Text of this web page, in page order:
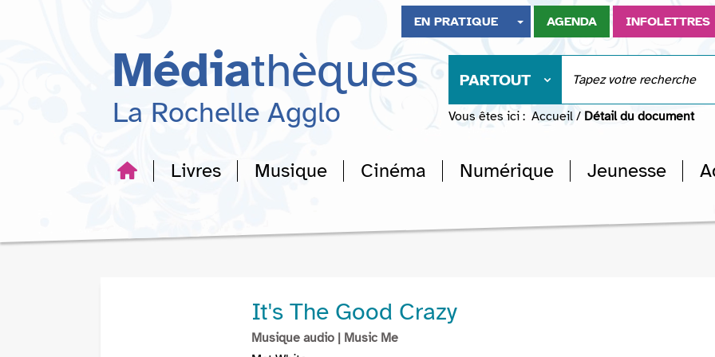
recherche
EN PRATIQUE AGENDA INFOLETTRES
Médiathèques
La Rochelle Agglo
PARTOUT
Vous êtes ici : Accueil / Détail du document
Livres Musique Cinéma Numérique Jeunesse
It's The Good Crazy
Musique audio | Music Me